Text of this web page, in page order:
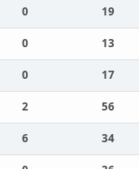
0
19
0
13
0
17
2
56
6
34